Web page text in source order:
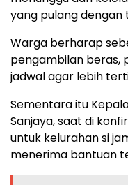
yang pulang dengan
Warga berharap
pengambilan beras,
jadwal agar lebih
Sementara itu
Sanjaya, saat di
untuk kelurahan si
menerima bantuan